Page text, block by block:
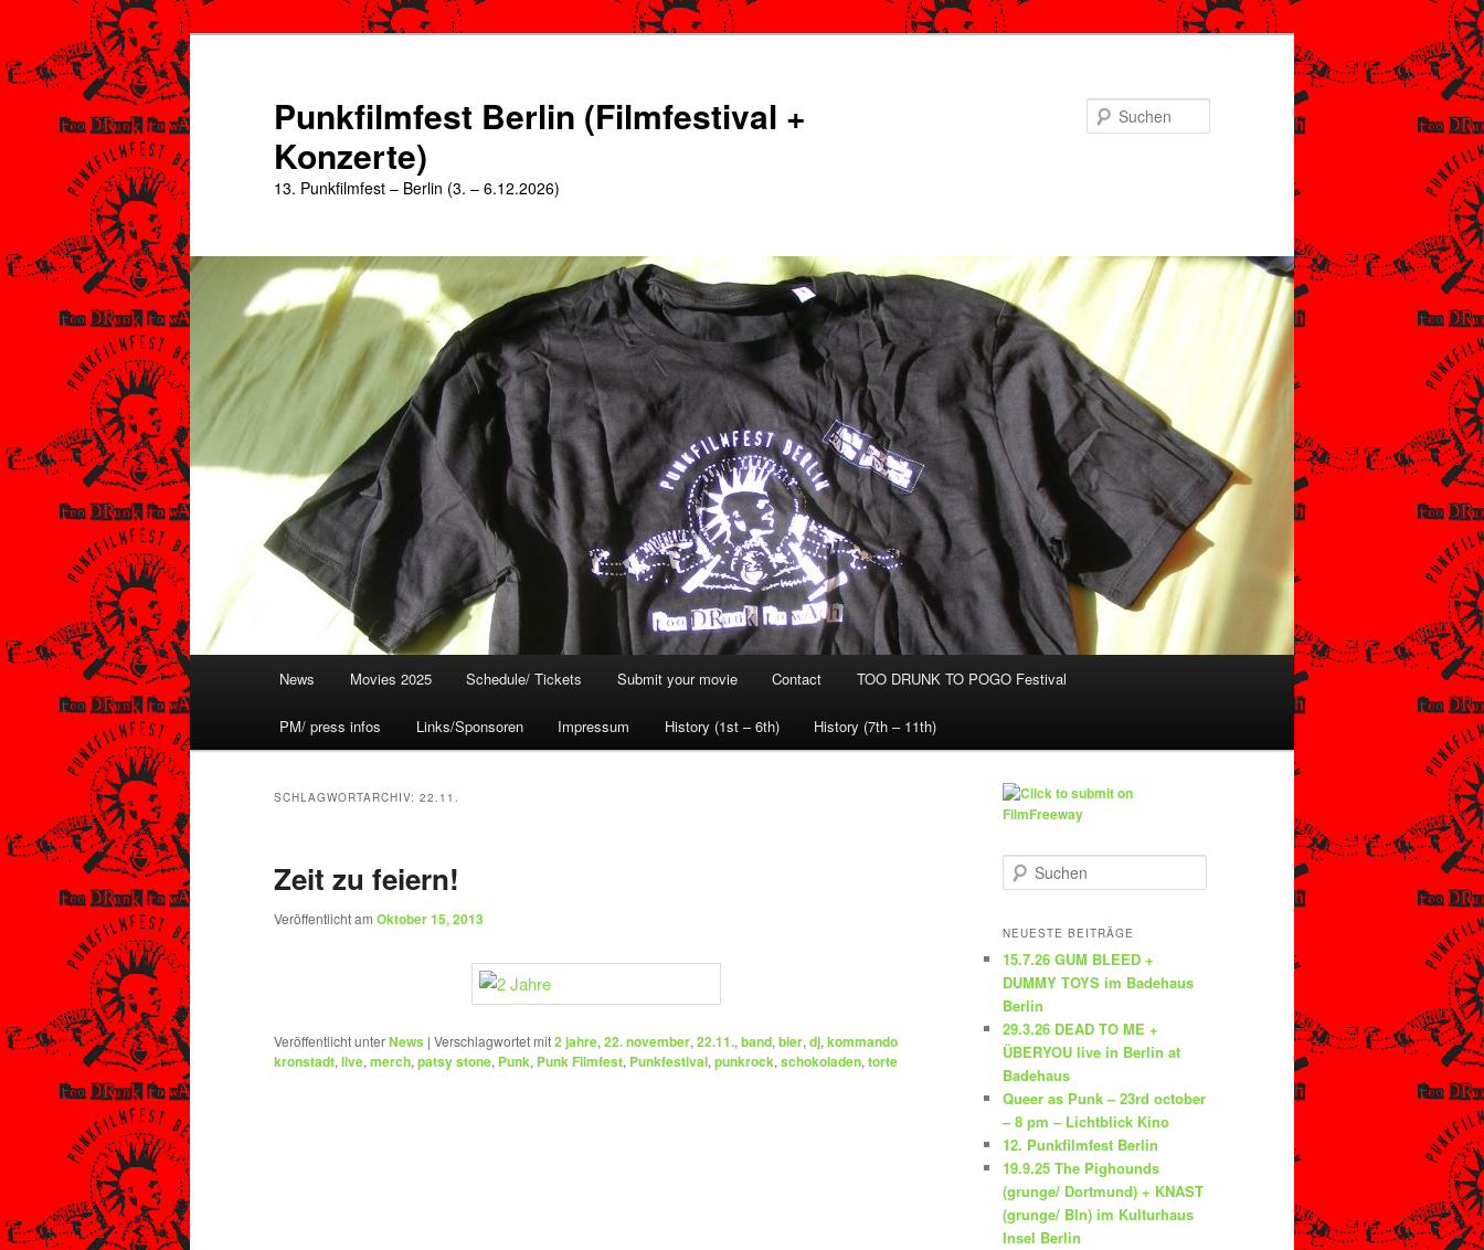
primären
springen
sekundären
springen
Punkfilmfest Berlin (Filmfestival +
Konzerte)
13. Punkfilmfest – Berlin (3. – 6.12.2026)
News Movies 2025 Schedule/ Tickets Submit your movie Contact TOO DRUNK TO POGO Festival
PM/ press infos Links/Sponsoren Impressum History (1st – 6th) History (7th – 11th)
SCHLAGWORTARCHIV: 22.11.
Zeit zu feiern!
Veröffentlicht am Oktober 15, 2013
Veröffentlicht unterNews | Verschlagwortet mit2 jahre, 22. november, 22.11., band, bier, dj, kommando
kronstadt, live, merch, patsy stone, Punk, Punk Filmfest, Punkfestival, punkrock, schokoladen, torte
u
h
n
NEUESTE BEITRÄGE
15.7.26 GUM BLEED +
DUMMY TOYS im Badehaus
Berlin
29.3.26 DEAD TO ME +
ÜBERYOU live in Berlin at
Badehaus
Queer as Punk – 23rd october
– 8 pm – Lichtblick Kino
12. Punkfilmfest Berlin
19.9.25 The Pighounds
(grunge/ Dortmund) + KNAST
(grunge/ Bln) im Kulturhaus
Insel Berlin